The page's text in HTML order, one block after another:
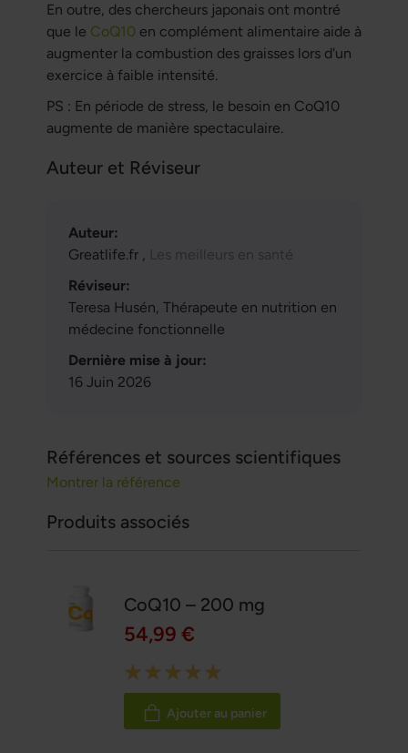
En outre, des chercheurs japonais ont montré
que le CoQ10en complément alimentaire aide à
augmenter la combustion des graisses lors d'un
exercice à faible intensité.
PS : En période de stress, le besoin en CoQ10
augmente de manière spectaculaire.
Auteur et Réviseur
Auteur:
Greatlife.fr , Les meilleurs en santé
Réviseur:
Teresa Husén, Thérapeute en nutrition en
médecine fonctionnelle
Dernière mise à jour:
16 Juin 2026
Références et sources scientifiques
Montrer la référence
Produits associés
CoQ10 – 200 mg
54,99 €
Rating:
100%
Ajouter au panier